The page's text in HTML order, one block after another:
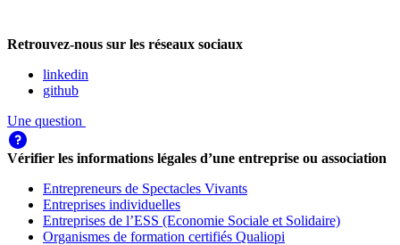
Retrouvez-nous sur les réseaux sociaux
linkedin
github
Une question
Vérifier les informations légales d’une entreprise ou association
Entrepreneurs de Spectacles Vivants
Entreprises individuelles
Entreprises de l’ESS (Economie Sociale et Solidaire)
Organismes de formation certifiés Qualiopi